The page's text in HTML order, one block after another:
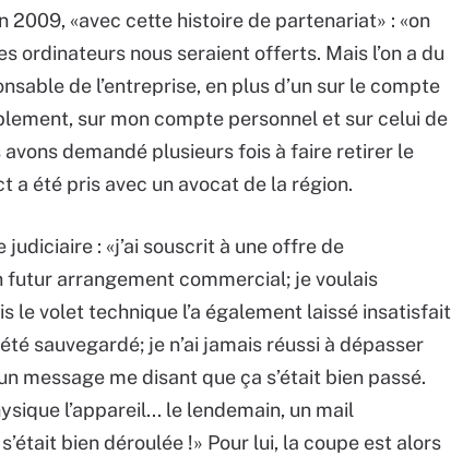
«avec cette histoire de partenariat» : «on
ordinateurs nous seraient offerts. Mais l’on a du
de l’entreprise, en plus d’un sur le compte
sur mon compte personnel et sur celui de
demandé plusieurs fois à faire retirer le
a été pris avec un avocat de la région.
: «j’ai souscrit à une offre de
futur arrangement commercial; je voulais
le volet technique l’a également laissé insatisfait
sauvegardé; je n’ai jamais réussi à dépasser
message me disant que ça s’était bien passé.
l’appareil... le lendemain, un mail
bien déroulée !» Pour lui, la coupe est alors